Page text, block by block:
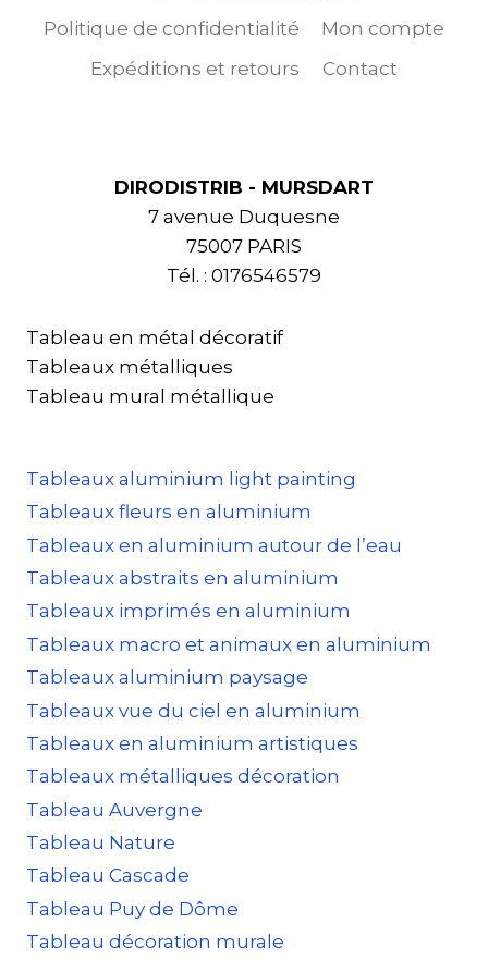
Politique de confidentialité
Mon compte
Expéditions et retours
Contact
DIRODISTRIB - MURSDART
7 avenue Duquesne
75007 PARIS
Tél. : 0176546579
Tableau en métal décoratif
Tableaux métalliques
Tableau mural métallique
Tableaux aluminium light painting
Tableaux fleurs en aluminium
Tableaux en aluminium autour de l’eau
Tableaux abstraits en aluminium
Tableaux imprimés en aluminium
Tableaux macro et animaux en aluminium
Tableaux aluminium paysage
Tableaux vue du ciel en aluminium
Tableaux en aluminium artistiques
Tableaux métalliques décoration
Tableau Auvergne
Tableau Nature
Tableau Cascade
Tableau Puy de Dôme
Tableau décoration murale